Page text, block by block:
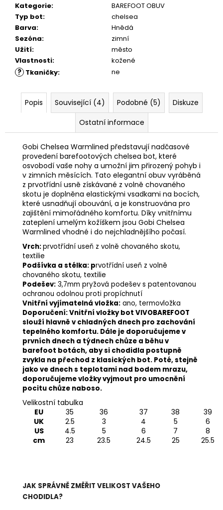
Kategorie:
BAREFOOT OBUV
Typ bot:
chelsea
Barva:
Hnědá
Sezóna:
zimní
Užití:
město
Vlastnosti: kožené
? Tkaničky: ne
Popis Související (4) Podobné (5)
Diskuze
Ostatní informace
Gobi Chelsea Warmlined představují nadčasové
provedení barefootových chelsea bot, které
osvobodí vaše nohy a umožní jim přirozený pohyb i
v zimních měsících. Tato elegantní obuv vyráběná
z prvotřídní usně získávané z volně chovaného
skotu je doplněna elastickými vsadkami na bocích,
které usnadňují obouvání, a je konstruována pro
zajištění mimořádného komfortu. Díky vnitřnímu
zateplení umelým kožíškem jsou Gobi Chelsea
Warmlined vhodné i do nejchladnějšího počasí.
Vrch:prvotřídní useň z volně chovaného skotu,
textilie
Podšívka a stélka: prvotřídní useň z volně
chovaného skotu, textilie
Podešev: 3,7mm pryžová podešev s patentovanou
ochranou odolnou proti propíchnutí
Vnitřní vyjímatelná vložka: ano, termovložka
Doporučení: Vnitřní vložky bot VIVOBAREFOOT
slouží hlavně v chladných dnech pro zachování
tepelného komfortu. Dále je doporučujeme v
prvních dnech a týdnech chůze a běhu v
barefoot botách, aby si chodidla postupně
zvykla na přechod z klasických bot. Poté, stejně
jako ve dnech s teplotami nad bodem mrazu,
doporučujeme vložky vyjmout pro umocnění
pocitu chůze naboso.
Velikostní tabulka
EU
35 36 37 38
39
UK
2.5 3 4 5
6
US
4.5 5 6 7
8
cm
23 23.5 24.5 25 25.5
JAK SPRÁVNĚ ZMĚŘIT VELIKOST VAŠEHO
CHODIDLA?
PAMĚŤOVOU
PĚNOU
89
Kč